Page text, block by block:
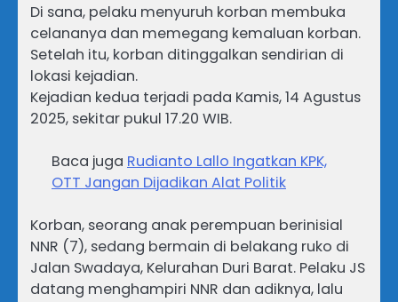
Di sana, pelaku menyuruh korban membuka
celananya dan memegang kemaluan korban.
Setelah itu, korban ditinggalkan sendirian di
lokasi kejadian.
Kejadian kedua terjadi pada Kamis, 14 Agustus
2025, sekitar pukul 17.20 WIB.
Baca juga Rudianto Lallo Ingatkan KPK,
OTT Jangan Dijadikan Alat Politik
Korban, seorang anak perempuan berinisial
NNR (7), sedang bermain di belakang ruko di
Jalan Swadaya, Kelurahan Duri Barat. Pelaku JS
datang menghampiri NNR dan adiknya, lalu